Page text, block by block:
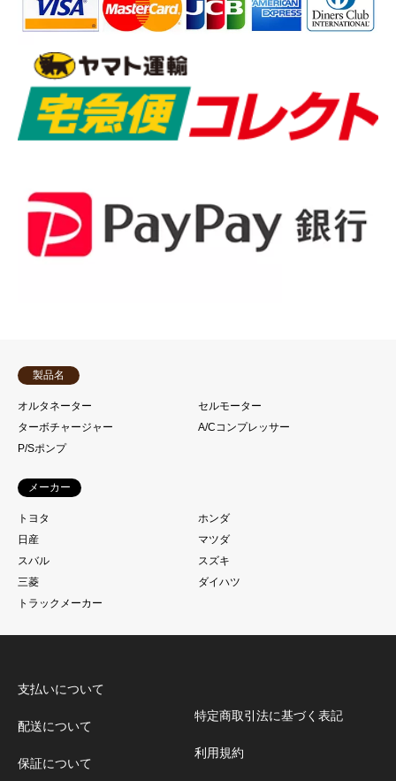
製品名
オルタネーター
セルモーター
ターボチャージャー
A/Cコンプレッサー
P/Sポンプ
メーカー
トヨタ
ホンダ
日産
マツダ
スバル
スズキ
三菱
ダイハツ
トラックメーカー
支払いについて
配送について
保証について
特定商取引法に基づく表記
利用規約